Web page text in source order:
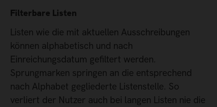
Filterbare Listen
Listen wie die mit aktuellen Ausschreibungen
können alphabetisch und nach
Einreichungsdatum gefiltert werden.
Sprungmarken springen an die entsprechend
nach Alphabet gegliederte Listenstelle. So
verliert der Nutzer auch bei langen Listen nie die